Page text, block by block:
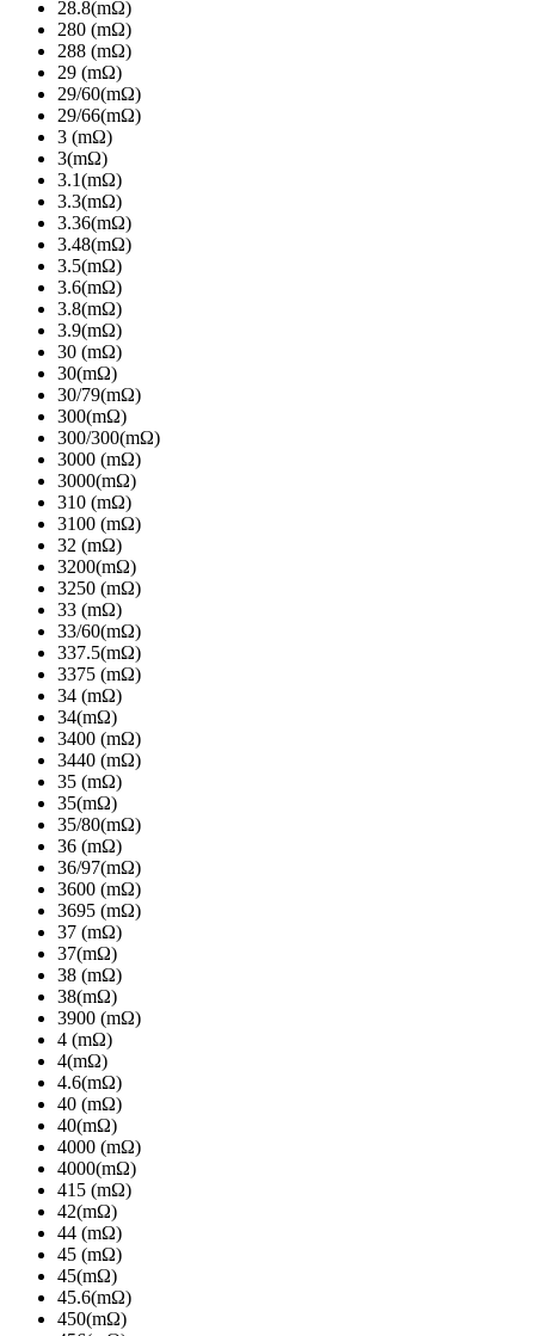
28.8(mΩ)
280 (mΩ)
288 (mΩ)
29 (mΩ)
29/60(mΩ)
29/66(mΩ)
3 (mΩ)
3(mΩ)
3.1(mΩ)
3.3(mΩ)
3.36(mΩ)
3.48(mΩ)
3.5(mΩ)
3.6(mΩ)
3.8(mΩ)
3.9(mΩ)
30 (mΩ)
30(mΩ)
30/79(mΩ)
300(mΩ)
300/300(mΩ)
3000 (mΩ)
3000(mΩ)
310 (mΩ)
3100 (mΩ)
32 (mΩ)
3200(mΩ)
3250 (mΩ)
33 (mΩ)
33/60(mΩ)
337.5(mΩ)
3375 (mΩ)
34 (mΩ)
34(mΩ)
3400 (mΩ)
3440 (mΩ)
35 (mΩ)
35(mΩ)
35/80(mΩ)
36 (mΩ)
36/97(mΩ)
3600 (mΩ)
3695 (mΩ)
37 (mΩ)
37(mΩ)
38 (mΩ)
38(mΩ)
3900 (mΩ)
4 (mΩ)
4(mΩ)
4.6(mΩ)
40 (mΩ)
40(mΩ)
4000 (mΩ)
4000(mΩ)
415 (mΩ)
42(mΩ)
44 (mΩ)
45 (mΩ)
45(mΩ)
45.6(mΩ)
450(mΩ)